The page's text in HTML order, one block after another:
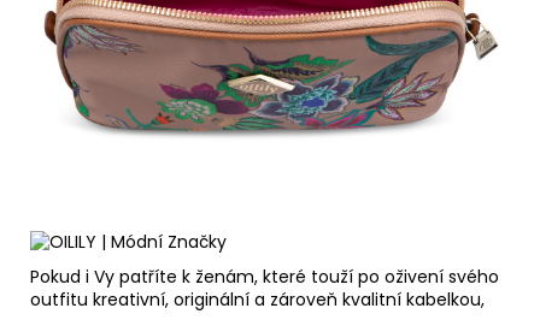
Pokud i Vy patříte k ženám, které touží po oživení svého
outfitu kreativní, originální a zároveň kvalitní kabelkou,